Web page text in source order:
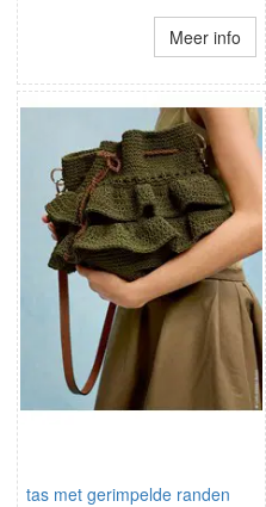
Meer info
tas met gerimpelde randen